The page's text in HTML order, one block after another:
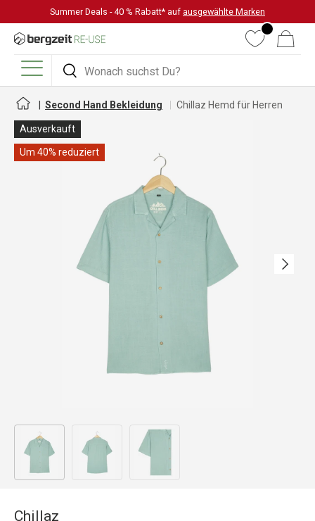
DIREKT ZUM INHALT
Summer Deals - 40 % Rabatt* auf ausgewählte Marken
Suchen
Suchen
WunschlisteWarenkorb
Menü
Second Hand Bekleidung Chillaz Hemd für Herren
Ausverkauft
Um 40% reduziert
Nächste
Bild 1 in Galerieansicht laden
Chillaz